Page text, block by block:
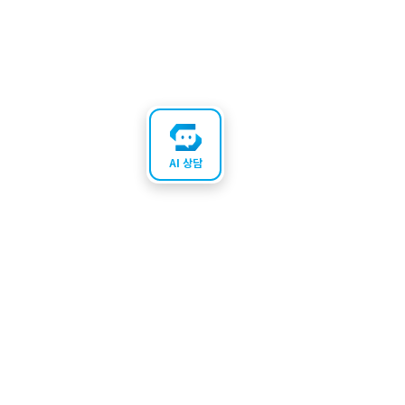
AI 상담